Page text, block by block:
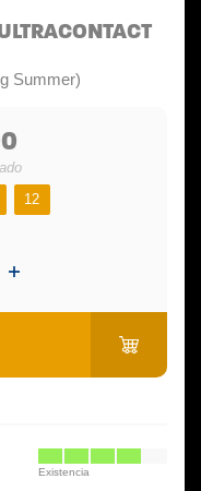
Summer)
12